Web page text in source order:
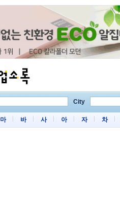
City
마 바 사 아 자 차